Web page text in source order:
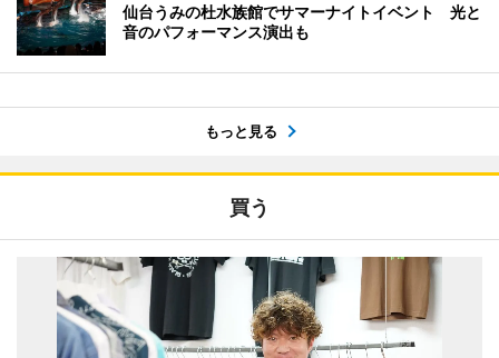
仙台うみの杜水族館でサマーナイトイベント 光と
音のパフォーマンス演出も
もっと見る
買う